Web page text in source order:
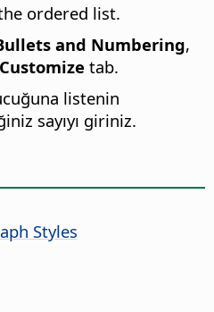
ordered list.
and Numbering,
Customize tab.
listenin
sayıyı giriniz.
Styles